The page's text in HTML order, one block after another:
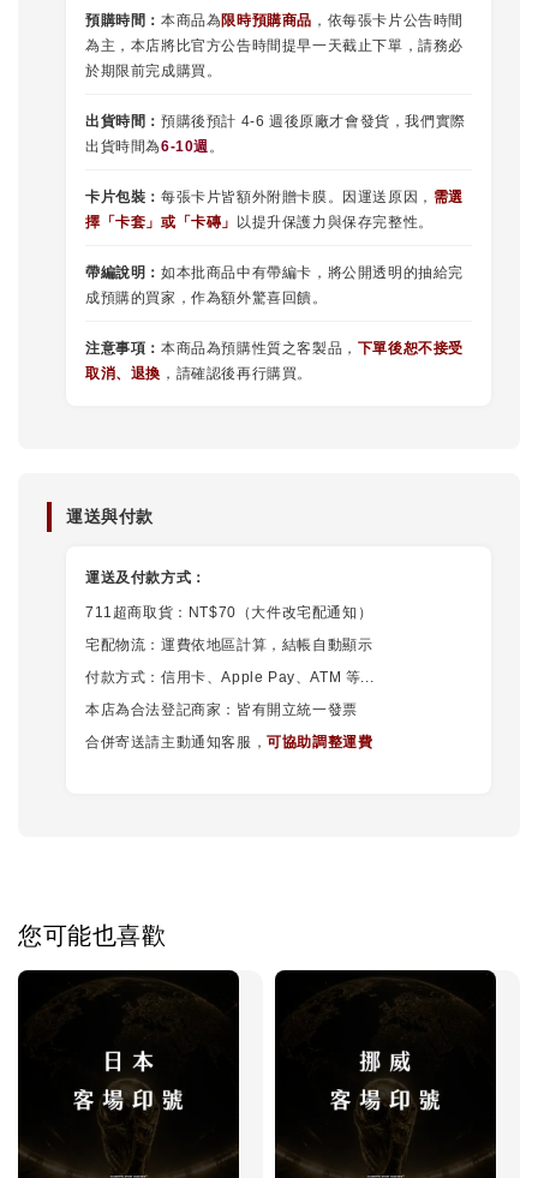
預購時間： 本商品為限時預購商品 ，依每張卡片公告時間
為主，本店將比官方公告時間提早一天截止下單，請務必
於期限前完成購買。
出貨時間： 預購後預計 4-6 週後原廠才會發貨，我們實際
出貨時間為6-10週。
卡片包裝： 每張卡片皆額外附贈卡膜。因運送原因， 需選
擇 「卡套 」或 「卡磚」 以提升保護力與保存完整性。
帶編說明： 如本批商品中有帶編卡，將公開透明的抽給完
成預購的買家，作為額外驚喜回饋。
注意事項： 本商品為預購性質之客製品， 下單後恕不接受
取消、退換 ，請確認後再行購買。
運送與付款
運送及付款方式：
711超商取貨：NT$70（大件改宅配通知）
宅配物流：運費依地區計算，結帳自動顯示
付款方式：信用卡、Apple Pay、ATM 等...
本店為合法登記商家：皆有開立統一發票
合併寄送請主動通知客服，可協助調整運費
您可能也喜歡